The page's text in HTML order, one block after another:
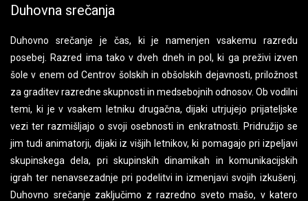
Duhovna srečanja
Duhovno srečanje je čas, ki je namenjen vsakemu razredu
posebej. Razred ima tako v dveh dneh in pol, ki ga preživi izven
šole v enem od Centrov šolskih in obšolskih dejavnosti, priložnost
za graditev razredne skupnosti in medsebojnih odnosov. Ob vodilni
temi, ki je v vsakem letniku drugačna, dijaki utrjujejo prijateljske
vezi ter razmišljajo o svoji osebnosti in enkratnosti. Pridružijo se
jim tudi animatorji, dijaki iz višjih letnikov, ki pomagajo pri izpeljavi
skupinskega dela, pri skupinskih dinamikah in komunikacijskih
igrah ter nenavsezadnje pri podelitvi in izmenjavi svojih izkušenj.
Duhovno srečanje zaključimo z razredno sveto mašo, v katero